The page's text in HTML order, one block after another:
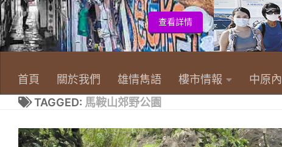
首頁 關於我們 雄情雋語 樓市情報 中原
TAGGED: 馬鞍山郊野公園